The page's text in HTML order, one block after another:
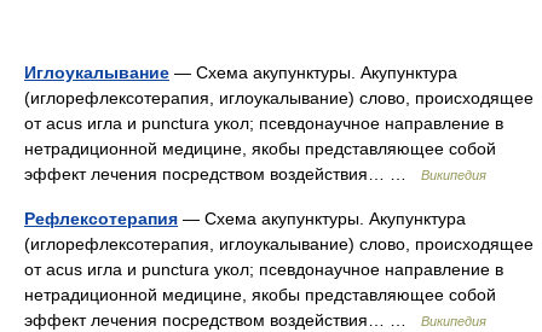
Иглоукалывание — Схема акупунктуры. Акупунктура
(иглорефлексотерапия, иглоукалывание) слово, происходящее
от acus игла и punctura укол; псевдонаучное направление в
нетрадиционной медицине, якобы представляющее собой
эффект лечения посредством воздействия… …
Википедия
Рефлексотерапия — Схема акупунктуры. Акупунктура
(иглорефлексотерапия, иглоукалывание) слово, происходящее
от acus игла и punctura укол; псевдонаучное направление в
нетрадиционной медицине, якобы представляющее собой
эффект лечения посредством воздействия… …
Википедия